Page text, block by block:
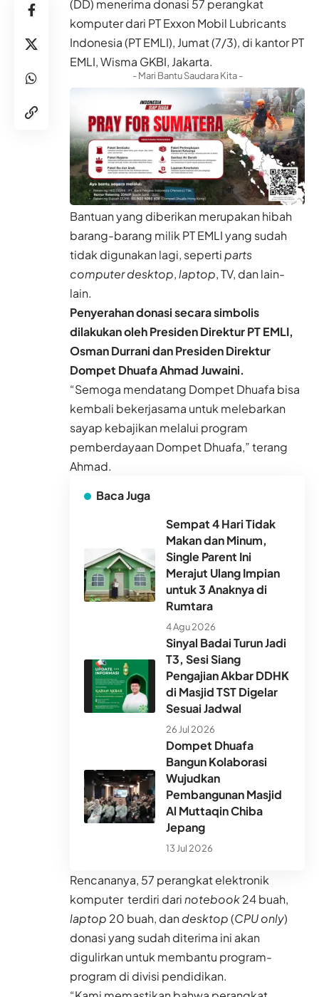
(DD) menerima donasi 57 perangkat
komputer dari PT Exxon Mobil Lubricants
Indonesia (PT EMLI), Jumat (7/3), di kantor PT
EMLI, Wisma GKBI, Jakarta.
- Mari Bantu Saudara Kita -
Bantuan yang diberikan merupakan hibah
barang-barang milik PT EMLI yang sudah
tidak digunakan lagi, sepertiparts
computer desktop,laptop, TV, dan lain-
lain.
Penyerahan donasi secara simbolis
dilakukan oleh Presiden Direktur PT EMLI,
Osman Durrani dan Presiden Direktur
Dompet Dhuafa Ahmad Juwaini.
“Semoga mendatang Dompet Dhuafa bisa
kembali bekerjasama untuk melebarkan
sayap kebajikan melalui program
pemberdayaan Dompet Dhuafa,” terang
Ahmad.
Baca Juga
Sempat 4 Hari Tidak
Makan dan Minum,
Single Parent Ini
Merajut Ulang Impian
untuk 3 Anaknya di
Rumtara
4 Agu 2026
Sinyal Badai Turun Jadi
T3, Sesi Siang
Pengajian Akbar DDHK
di Masjid TST Digelar
Sesuai Jadwal
26 Jul 2026
Dompet Dhuafa
Bangun Kolaborasi
Wujudkan
Pembangunan Masjid
Al Muttaqin Chiba
Jepang
13 Jul 2026
Rencananya, 57 perangkat elektronik
komputer terdiri darinotebook24 buah,
laptop 20 buah, dandesktop(CPU only)
donasi yang sudah diterima ini akan
digulirkan untuk membantu program-
program di divisi pendidikan.